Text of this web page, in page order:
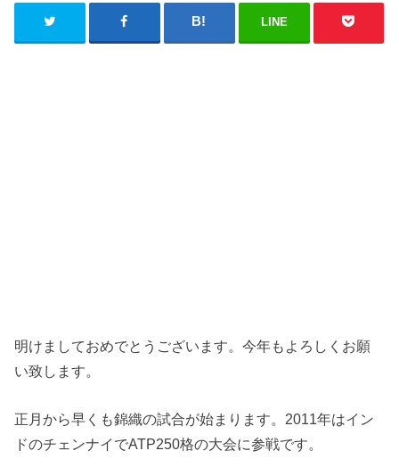
LINE
明けましておめでとうございます。今年もよろしくお願
い致します。
正月から早くも錦織の試合が始まります。2011年はイン
ドのチェンナイでATP250格の大会に参戦です。